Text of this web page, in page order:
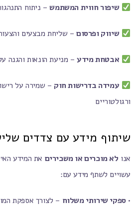
שיפור חווית המשתמש– ניתוח
שיווק ופרסום – שליחת מבצעים
אבטחת מידע– מניעת הונאות והגנה
עמידה בדרישות חוק – שמירה על
ורגולטוריים
שיתוף מידע עם צדדים
אנו לא מוכרים או משכירים את המידע
עשויים לשתף מידע עם:
• ספקי שירותי משלוח – לצורך אספקת